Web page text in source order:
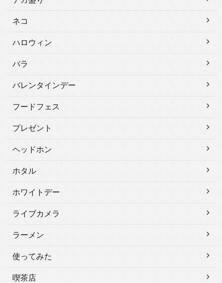
ネコ
ハロウィン
バラ
バレンタインデー
フードフェス
プレゼント
ヘッドホン
ホタル
ホワイトデー
ライブカメラ
ラーメン
使ってみた
喫茶店